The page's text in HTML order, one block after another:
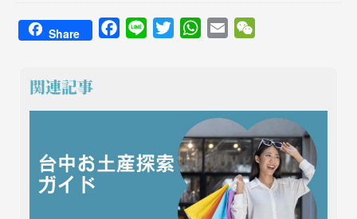
Share Facebook
Line TwitterWhatsApp
Email
関連記事